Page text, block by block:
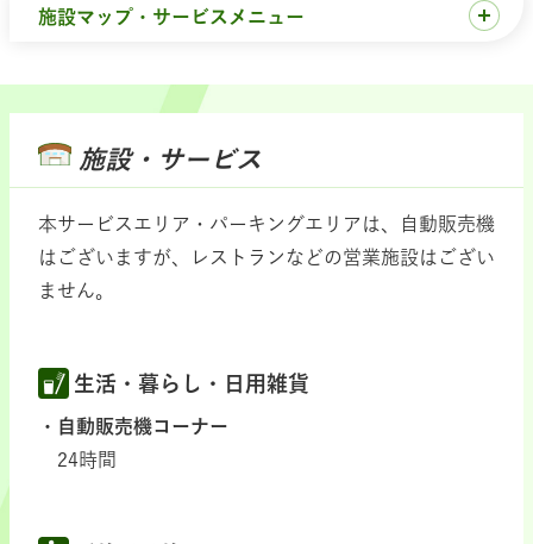
施設マップ・サービスメニュー
施設・サービス
本サービスエリア・パーキングエリアは、自動販売機
はございますが、レストランなどの営業施設はござい
ません。
生活・暮らし・日用雑貨
自動販売機コーナー
24時間